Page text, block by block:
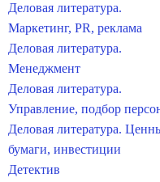
Деловая литература.
Маркетинг, PR, реклама
Деловая литература.
Менеджмент
Деловая литература.
Управление, подбор
Деловая литература.
бумаги, инвестиции
Детектив